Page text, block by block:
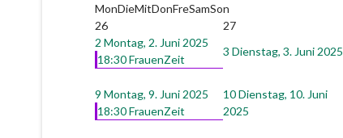
MonDieMitDonFreSamSon
26
27
2 Montag, 2. Juni 2025
18:30 FrauenZeit
3 Dienstag, 3. Juni 2025
9 Montag, 9. Juni 2025
18:30 FrauenZeit
10Dienstag, 10. Juni
2025